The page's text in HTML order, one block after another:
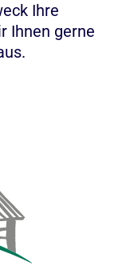
Ihre
Ihnen gerne